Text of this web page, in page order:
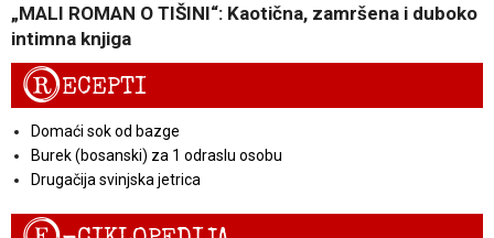
„MALI ROMAN O TIŠINI“: Kaotična, zamršena i duboko
intimna knjiga
RECEPTI
Domaći sok od bazge
Burek (bosanski) za 1 odraslu osobu
Drugačija svinjska jetrica